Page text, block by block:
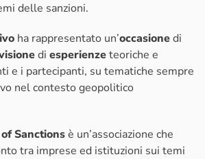
delle sanzioni.
ha rappresentato un’occasionedi
di esperienzeteoriche e
e i partecipanti, su tematiche sempre
nel contesto geopolitico
Sanctionsè un’associazione che
tra imprese ed istituzioni sui temi